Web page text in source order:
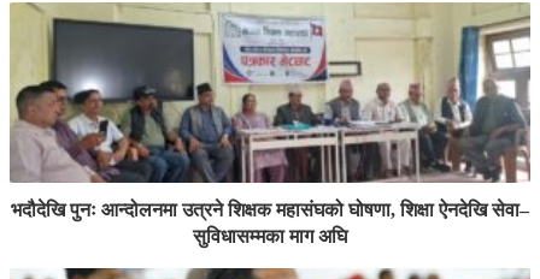
भदौदेखि पुनः आन्दोलनमा उत्रने शिक्षक महासंघको घोषणा, शिक्षा ऐनदेखि सेवा–
सुविधासम्मका माग अघि